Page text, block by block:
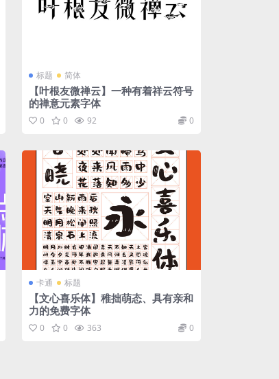
标题 简体
【叶根友微禅云】一种有着祥云符号
的禅意元素字体
0 0 92 0
卡通 标题
【文心喜乐体】稚拙萌态、具有亲和
力的免费字体
0 0 363 0